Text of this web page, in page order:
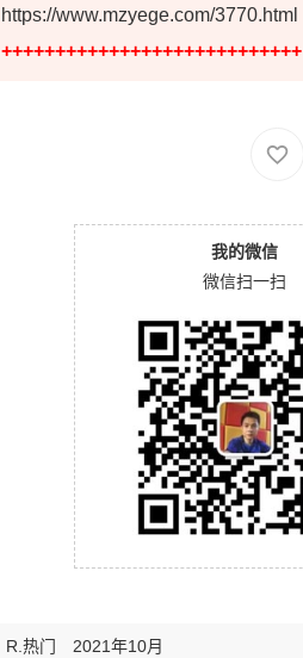
https://www.mzyege.com/3770.html
++++++++++++++++++++++++++++
我的微信
微信扫一扫
R.热门 2021年10月